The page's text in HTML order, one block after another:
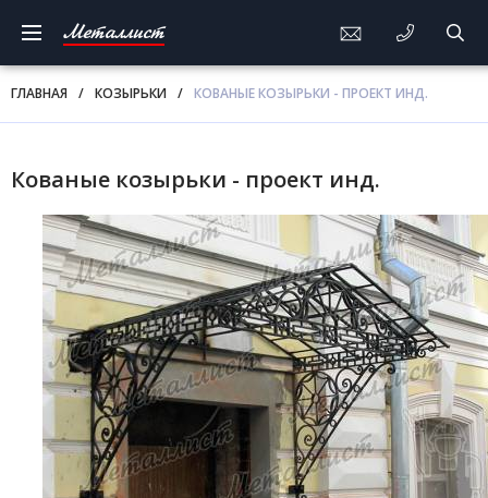
Металлист
ГЛАВНАЯ / КОЗЫРЬКИ / КОВАНЫЕ КОЗЫРЬКИ - ПРОЕКТ ИНД.
Кованые козырьки - проект инд.